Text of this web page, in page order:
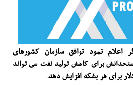
اعلام نمود توافق سازمان كشورهای
برای كاهش تولید نفت می تواند